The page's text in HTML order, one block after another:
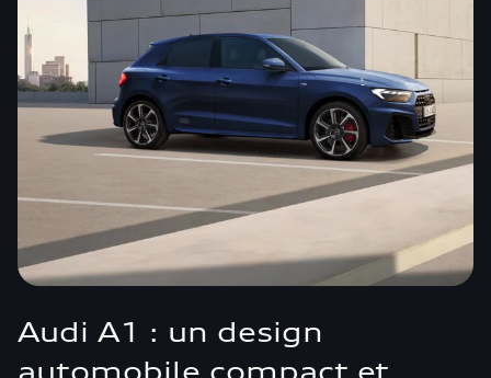
Audi A1 : un design
automobile compact et